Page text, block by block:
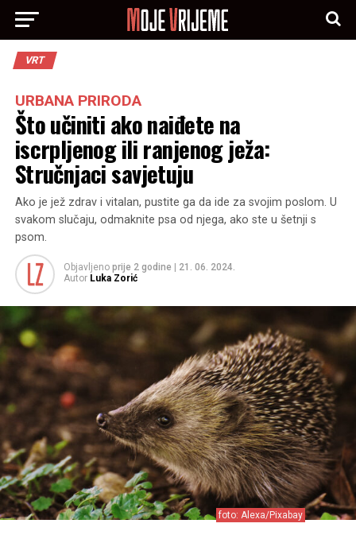
VRT
URBANA PRIRODA
Što učiniti ako naiđete na
iscrpljenog ili ranjenog ježa:
Stručnjaci savjetuju
Ako je jež zdrav i vitalan, pustite ga da ide za svojim poslom. U
svakom slučaju, odmaknite psa od njega, ako ste u šetnji s
psom.
Objavljeno prije 2 godine
21. 06. 2024.
Autor Luka Zorić
foto: Alexa/Pixabay